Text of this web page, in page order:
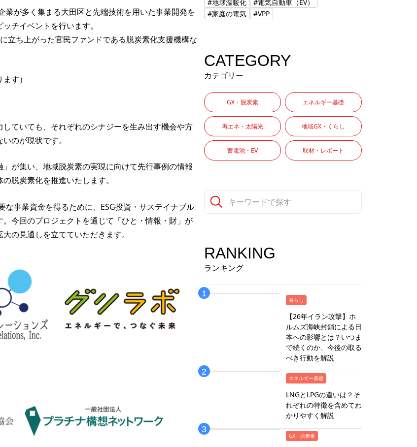
業が多く集まる大田区と先端技術を用いた事業開発を
チイベントを行います。
立ち上がった官民ファンドである脱炭素化支援機構な
す）
ていても、それぞれのシナジーを生み出す機会や方
のが現状です。
が集い、地域脱炭素の実現に向けて先行事例の情報
脱炭素化を推進いたします。
事業資金を得るために、ESG投資・サステイナブル
今回のプロジェクトを通じて「ひと・情報・財」が
の見通しを立てていただきます。
#地球温暖化
#電気自動車（EV）
#家庭の電気
#VPP
CATEGORY
カテゴリー
GX・脱炭素 エネルギー基礎
再エネ・太陽光 地域GX・くらし
蓄電池・EV 取材・レポート
RANKING
ランキング
暮らし
【26年イラン攻撃】ホ
ルムズ海峡封鎖による日
本への影響とは？いつま
で続くのか、今後の取る
べき行動を解説
エネルギー基礎
LNGとLPGの違いは？そ
れぞれの特徴を含めてわ
かりやすく解説
GX・脱炭素